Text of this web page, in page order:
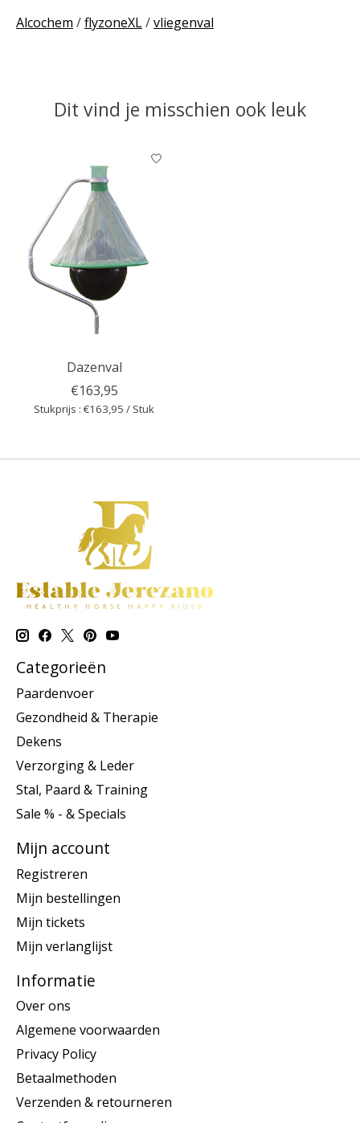
Alcochem /flyzoneXL/vliegenval
Dit vind je misschien ook leuk
Items van productcarrousel
Dazenval
€163,95
Stukprijs : €163,95 / Stuk
Categorieën
Paardenvoer
Gezondheid & Therapie
Dekens
Verzorging & Leder
Stal, Paard & Training
Sale % - & Specials
Mijn account
Registreren
Mijn bestellingen
Mijn tickets
Mijn verlanglijst
Informatie
Over ons
Algemene voorwaarden
Privacy Policy
Betaalmethoden
Verzenden & retourneren